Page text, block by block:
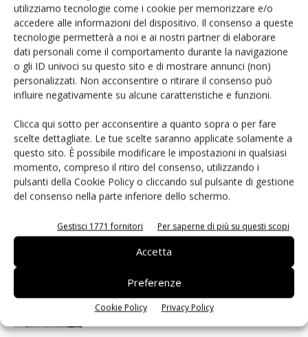
utilizziamo tecnologie come i cookie per memorizzare e/o
accedere alle informazioni del dispositivo. Il consenso a queste
tecnologie permetterà a noi e ai nostri partner di elaborare
dati personali come il comportamento durante la navigazione
o gli ID univoci su questo sito e di mostrare annunci (non)
personalizzati. Non acconsentire o ritirare il consenso può
influire negativamente su alcune caratteristiche e funzioni.
Clicca qui sotto per acconsentire a quanto sopra o per fare
scelte dettagliate. Le tue scelte saranno applicate solamente a
questo sito. È possibile modificare le impostazioni in qualsiasi
momento, compreso il ritiro del consenso, utilizzando i
pulsanti della Cookie Policy o cliccando sul pulsante di gestione
del consenso nella parte inferiore dello schermo.
Gestisci 1771 fornitori Per saperne di più su questi scopi
Accetta
Preferenze
Cookie Policy Privacy Policy
Alessandra Bonaccorsi
Vivo e lavoro in Sicilia, terra di spiazzanti contrasti e di straordinarie virtù.
La cronaca mi ha battezzato, il retail mi ha conquistato. Seguo l’evoluzione e
cinema in egual misura. E scrivo per lavoro e per passione.
Articoli correlati Di più dello stesso autore
Despar Express (Ergon) tra sfuso
premium e ready-to-eat #Repartofresh
Andamento prezzi ortofrutta in Italia al
27 luglio 2026